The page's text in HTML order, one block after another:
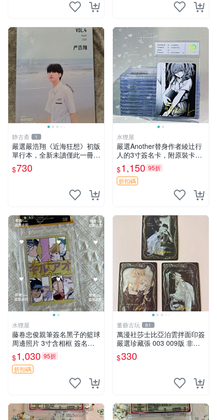
静古斋 1
嚴選嚴浩翔《近海狂想》初版
單行本，全新未讀僅此一冊
近海狂想 嚴浩翔 初版單行本
$730
水狸屋
嚴選Another替身作者綾辻行
人的3寸簽名卡，附原裝卡
磚。國內直郵快速到貨。 An
other 替身 綾辻行人 簽名卡
周邊
$1,150 95折
折扣碼
水狸屋
藤卷忠俊親筆簽名黑子的籃球
周邊照片 3寸含相框 簽名照
簽名真跡 黑籃周邊
$1,030 95折
折扣碼
董爺古玩 61
萬漫社莎士比亞泊雲拌面印簽
嚴選珍藏張 003 009版 非標
新品收藏限量 泊雲拌面 莎士
比亞 印簽
$330